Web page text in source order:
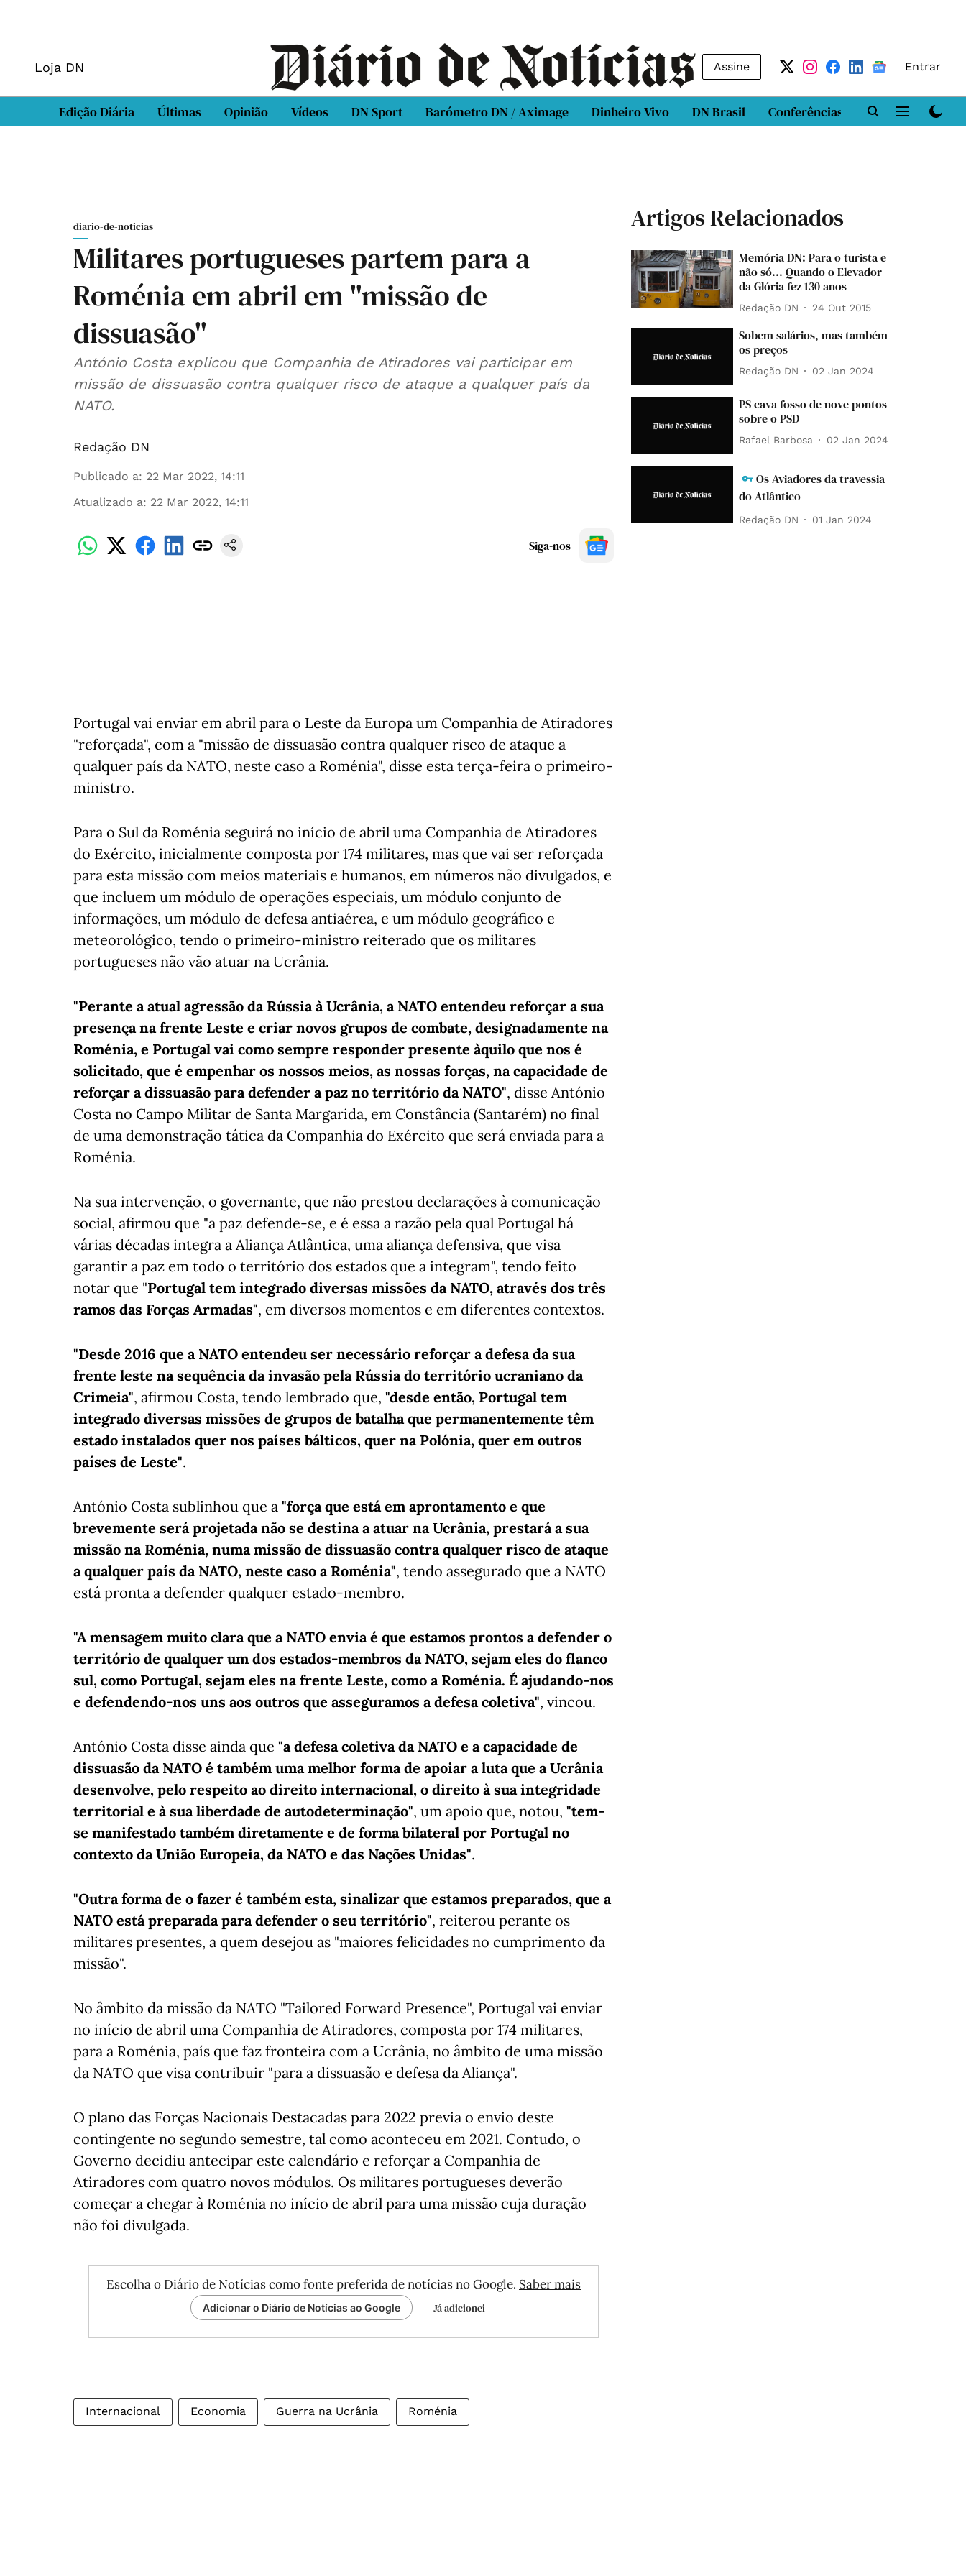
Loja DN Assine Entrar
Edição Diária Últimas Opinião Vídeos DN Sport Barómetro DN / Aximage Dinheiro Vivo DN Brasil Conferências DN LAB
diario-de-noticias
Militares portugueses partem para a
Roménia em abril em "missão de
dissuasão"
António Costa explicou que Companhia de Atiradores vai participar em
missão de dissuasão contra qualquer risco de ataque a qualquer país da
NATO.
Redação DN
Publicado a: 22 Mar 2022, 14:11
Atualizado a: 22 Mar 2022, 14:11
Siga-nos
Portugal vai enviar em abril para o Leste da Europa um Companhia de Atiradores
"reforçada", com a "missão de dissuasão contra qualquer risco de ataque a
qualquer país da NATO, neste caso a Roménia", disse esta terça-feira o primeiro-
ministro.
Para o Sul da Roménia seguirá no início de abril uma Companhia de Atiradores
do Exército, inicialmente composta por 174 militares, mas que vai ser reforçada
para esta missão com meios materiais e humanos, em números não divulgados, e
que incluem um módulo de operações especiais, um módulo conjunto de
informações, um módulo de defesa antiaérea, e um módulo geográfico e
meteorológico, tendo o primeiro-ministro reiterado que os militares
portugueses não vão atuar na Ucrânia.
"Perante a atual agressão da Rússia à Ucrânia, a NATO entendeu reforçar a sua
presença na frente Leste e criar novos grupos de combate, designadamente na
Roménia, e Portugal vai como sempre responder presente àquilo que nos é
solicitado, que é empenhar os nossos meios, as nossas forças, na capacidade de
reforçar a dissuasão para defender a paz no território da NATO", disse António
Costa no Campo Militar de Santa Margarida, em Constância (Santarém) no final
de uma demonstração tática da Companhia do Exército que será enviada para a
Roménia.
Na sua intervenção, o governante, que não prestou declarações à comunicação
social, afirmou que "a paz defende-se, e é essa a razão pela qual Portugal há
várias décadas integra a Aliança Atlântica, uma aliança defensiva, que visa
garantir a paz em todo o território dos estados que a integram", tendo feito
notar que "Portugal tem integrado diversas missões da NATO, através dos três
ramos das Forças Armadas", em diversos momentos e em diferentes contextos.
"Desde 2016 que a NATO entendeu ser necessário reforçar a defesa da sua
frente leste na sequência da invasão pela Rússia do território ucraniano da
Crimeia", afirmou Costa, tendo lembrado que, "desde então, Portugal tem
integrado diversas missões de grupos de batalha que permanentemente têm
estado instalados quer nos países bálticos, quer na Polónia, quer em outros
países de Leste".
António Costa sublinhou que a "força que está em aprontamento e que
brevemente será projetada não se destina a atuar na Ucrânia, prestará a sua
missão na Roménia, numa missão de dissuasão contra qualquer risco de ataque
a qualquer país da NATO, neste caso a Roménia", tendo assegurado que a NATO
está pronta a defender qualquer estado-membro.
"A mensagem muito clara que a NATO envia é que estamos prontos a defender o
território de qualquer um dos estados-membros da NATO, sejam eles do flanco
sul, como Portugal, sejam eles na frente Leste, como a Roménia. É ajudando-nos
e defendendo-nos uns aos outros que asseguramos a defesa coletiva", vincou.
António Costa disse ainda que "a defesa coletiva da NATO e a capacidade de
dissuasão da NATO é também uma melhor forma de apoiar a luta que a Ucrânia
desenvolve, pelo respeito ao direito internacional, o direito à sua integridade
territorial e à sua liberdade de autodeterminação", um apoio que, notou, "tem-
se manifestado também diretamente e de forma bilateral por Portugal no
contexto da União Europeia, da NATO e das Nações Unidas".
"Outra forma de o fazer é também esta, sinalizar que estamos preparados, que a
NATO está preparada para defender o seu território", reiterou perante os
militares presentes, a quem desejou as "maiores felicidades no cumprimento da
missão".
No âmbito da missão da NATO "Tailored Forward Presence", Portugal vai enviar
no início de abril uma Companhia de Atiradores, composta por 174 militares,
para a Roménia, país que faz fronteira com a Ucrânia, no âmbito de uma missão
da NATO que visa contribuir "para a dissuasão e defesa da Aliança".
O plano das Forças Nacionais Destacadas para 2022 previa o envio deste
contingente no segundo semestre, tal como aconteceu em 2021. Contudo, o
Governo decidiu antecipar este calendário e reforçar a Companhia de
Atiradores com quatro novos módulos. Os militares portugueses deverão
começar a chegar à Roménia no início de abril para uma missão cuja duração
não foi divulgada.
Escolha o Diário de Notícias como fonte preferida de notícias no Google. Saber mais
Adicionar o Diário de Notícias ao Google Já adicionei
Internacional Economia Guerra na Ucrânia Roménia
Artigos Relacionados
Memória DN: Para o turista e
não só... Quando o Elevador
da Glória fez 130 anos
Redação DN 24 Out 2015
Sobem salários, mas também
os preços
Redação DN 02 Jan 2024
PS cava fosso de nove pontos
sobre o PSD
Rafael Barbosa 02 Jan 2024
Os Aviadores da travessia
do Atlântico
Redação DN 01 Jan 2024